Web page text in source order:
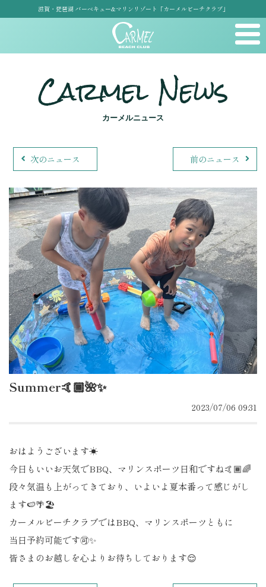
滋賀・琵琶湖 バーベキュー&マリンリゾート「カーメルビーチクラブ」
Carmel News
カーメルニュース
次のニュース 前のニュース
Summer🤙🏾🌺✨
2023/07/06 09:31
おはようございます☀
今日もいいお天気でBBQ、マリンスポーツ日和ですね🤙🏾🌈
段々気温も上がってきており、いよいよ夏本番って感じがし
ます🍉🌴🏖️
カーメルビーチクラブではBBQ、マリンスポーツともに
当日予約可能です🉑✨
皆さまのお越しを心よりお待ちしております😌